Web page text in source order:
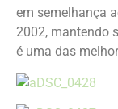
em semelhança
2002, mantendo
é uma das